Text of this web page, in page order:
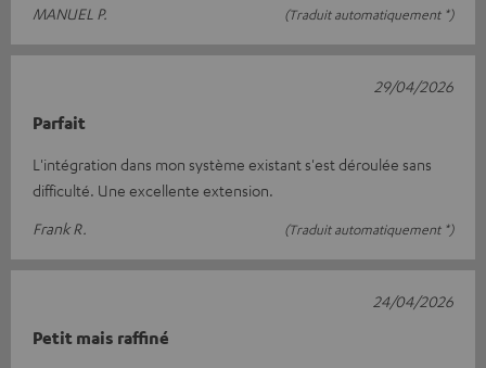
MANUEL P. (Traduit automatiquement *)
Parfait
L'intégration dans mon système existant s'est déroulée sans
difficulté. Une excellente extension.
Frank R.
(Traduit automatiquement *)
29/04/2026
Petit mais raffiné
24/04/2026